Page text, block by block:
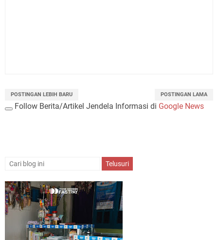
POSTINGAN LEBIH BARU POSTINGAN LAMA
Follow Berita/Artikel Jendela Informasi di Google News